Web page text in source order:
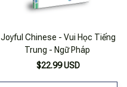
Joyful Chinese - Vui Học Tiếng
Trung - Ngữ Pháp
$22.99 USD